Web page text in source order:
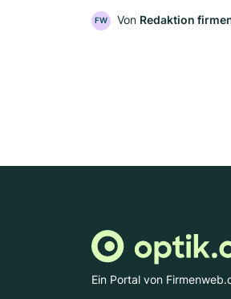
FW Von Redaktion
Ein Portal von